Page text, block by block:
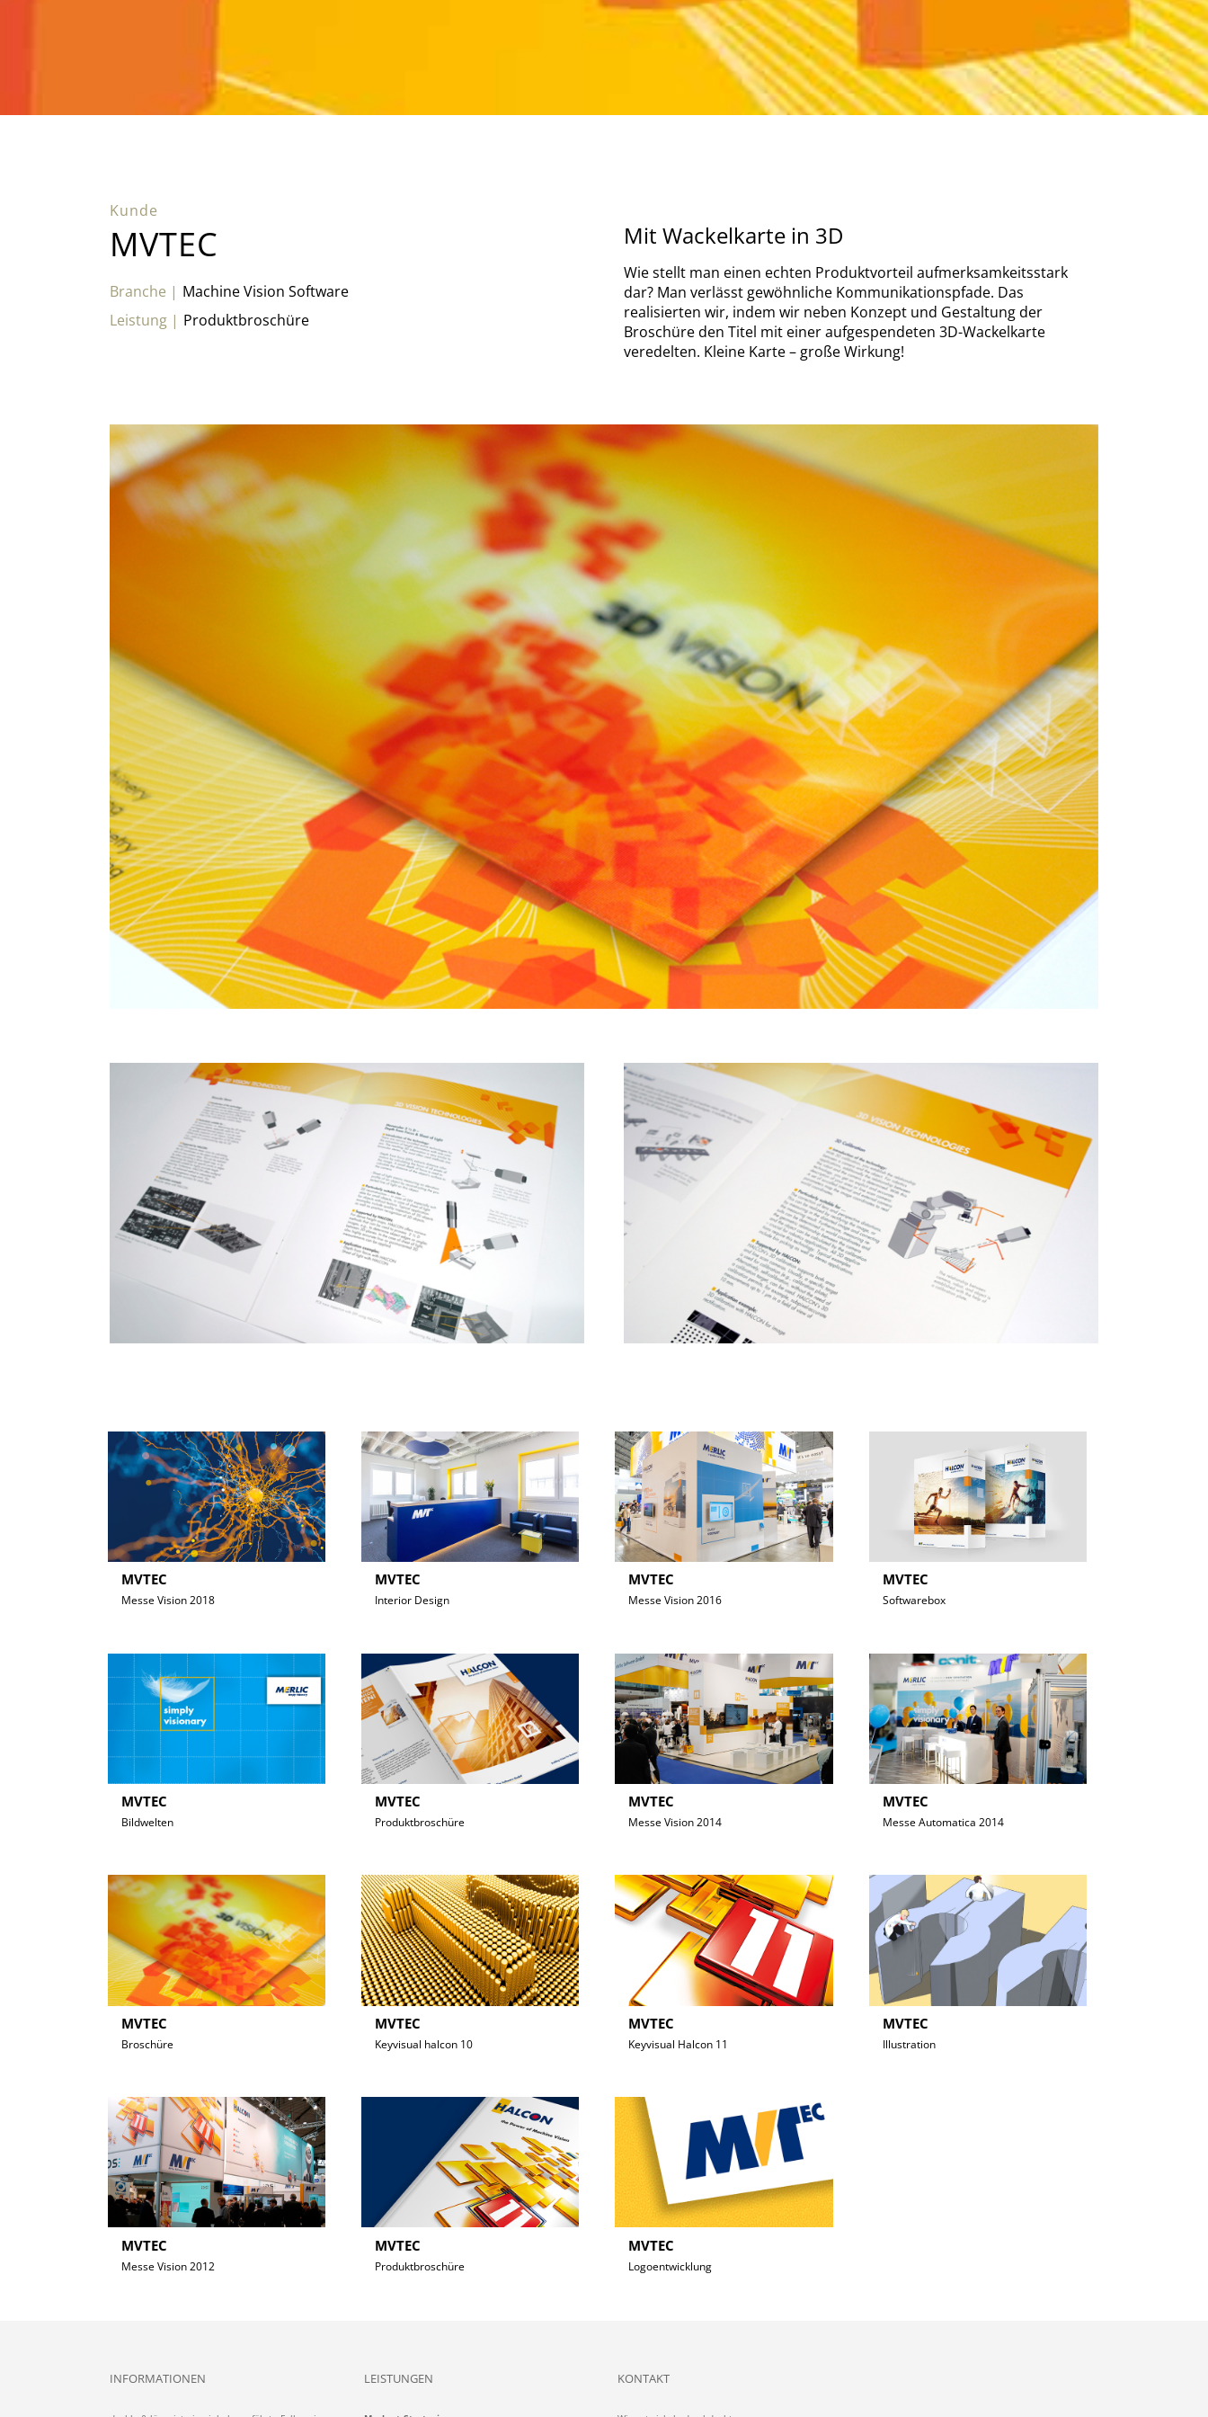
MVTEC
Machine Vision Software
Produktbroschüre
Mit Wackelkarte in 3D
Wie stellt man einen echten Produktvorteil aufmerksamkeitsstark
dar? Man verlässt gewöhnliche Kommunikationspfade. Das
realisierten wir, indem wir neben Konzept und Gestaltung der
Broschüre den Titel mit einer aufgespendeten 3D-Wackelkarte
veredelten. Kleine Karte – große Wirkung!
MVTEC
Messe Vision 2018
MVTEC
Interior Design
MVTEC
Messe Vision 2016
MVTEC
Softwarebox
MVTEC
Bildwelten
MVTEC
Produktbroschüre
MVTEC
Messe Vision 2014
MVTEC
Messe Automatica 2014
MVTEC
Broschüre
MVTEC
Keyvisual halcon 10
MVTEC
Keyvisual Halcon 11
MVTEC
Illustration
MVTEC
Messe Vision 2012
MVTEC
Produktbroschüre
MVTEC
Logoentwicklung
INFORMATIONEN LEISTUNGEN KONTAKT